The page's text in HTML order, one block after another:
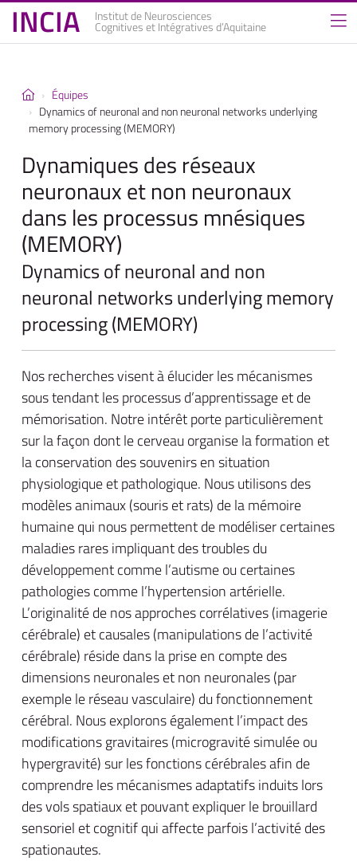
INCIA Institut de Neurosciences
Cognitives et Intégratives d’Aquitaine
Équipes
Dynamics of neuronal and non neuronal networks underlying
memory processing (MEMORY)
Dynamiques des réseaux
neuronaux et non neuronaux
dans les processus mnésiques
(MEMORY)
Dynamics of neuronal and non
neuronal networks underlying memory
processing (MEMORY)
Nos recherches visent à élucider les mécanismes
sous tendant les processus d’apprentissage et de
mémorisation. Notre intérêt porte particulièrement
sur la façon dont le cerveau organise la formation et
la conservation des souvenirs en situation
physiologique et pathologique. Nous utilisons des
modèles animaux (souris et rats) de la mémoire
humaine qui nous permettent de modéliser certaines
maladies rares impliquant des troubles du
développement comme l’autisme ou certaines
pathologies comme l’hypertension artérielle.
L’originalité de nos approches corrélatives (imagerie
cérébrale) et causales (manipulations de l’activité
cérébrale) réside dans la prise en compte des
dimensions neuronales et non neuronales (par
exemple le réseau vasculaire) du fonctionnement
cérébral. Nous explorons également l’impact des
modifications gravitaires (microgravité simulée ou
hypergravité) sur les fonctions cérébrales afin de
comprendre les mécanismes adaptatifs induits lors
des vols spatiaux et pouvant expliquer le brouillard
sensoriel et cognitif qui affecte parfois l’activité des
spationautes.